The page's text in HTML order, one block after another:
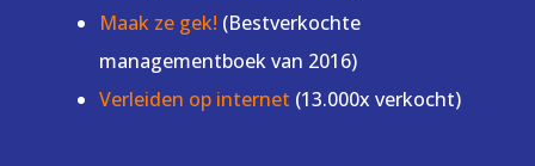
Maak ze gek! (Bestverkochte
managementboek van 2016)
Verleiden op internet (13.000x verkocht)